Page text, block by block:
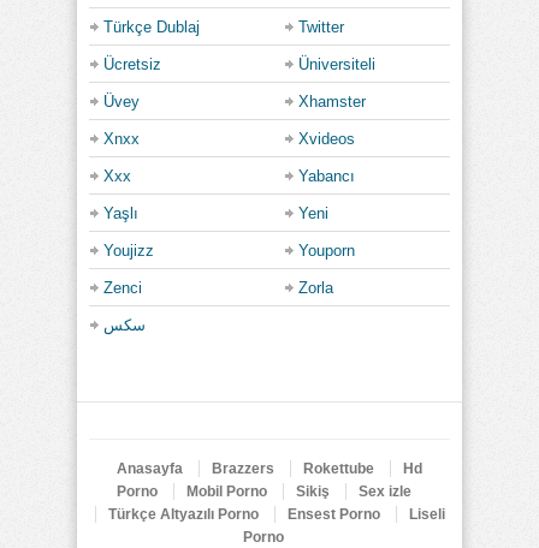
Türkçe Dublaj Twitter
Ücretsiz Üniversiteli
Üvey Xhamster
Xnxx Xvideos
Xxx Yabancı
Yaşlı Yeni
Youjizz Youporn
Zenci Zorla
سكس
Anasayfa Brazzers Rokettube
Hd
Porno
Mobil Porno Sikiş
Sex izle
Türkçe Altyazılı Porno
Ensest Porno
Liseli
Porno